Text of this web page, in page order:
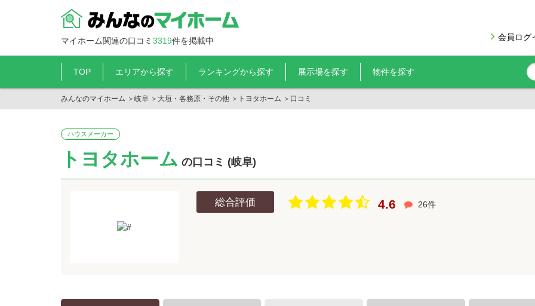
マイホーム関連の口コミ 3319件を掲載中 会員ログ
TOP エリアから探す ランキングから探す 展示場を探す 物件を探す
みんなのマイホーム ＞ 岐阜 ＞ 大垣・各務原・その他 ＞ トヨタホーム ＞ 口コミ
ハウスメーカー
トヨタホーム の口コミ (岐阜)
総合評価 4.6 26件